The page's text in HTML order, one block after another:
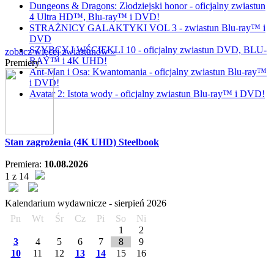
Dungeons & Dragons: Złodziejski honor - oficjalny zwiastun
4 Ultra HD™, Blu-ray™ i DVD!
STRAŻNICY GALAKTYKI VOL 3 - zwiastun Blu-ray™ i
DVD
SZYBCY I WŚCIEKLI 10 - oficjalny zwiastun DVD, BLU-
RAY™ i 4K UHD!
Ant-Man i Osa: Kwantomania - oficjalny zwiastun Blu-ray™
i DVD!
Avatar 2: Istota wody - oficjalny zwiastun Blu-ray™ i DVD!
zobacz więcej zwiastunów »
Premiery
Stan zagrożenia (4K UHD) Steelbook
Premiera: 10.08.2026
1 z 14
Kalendarium wydawnicze - sierpień 2026
Pn
Wt Śr Cz Pi So
Ni
1
2
3
4 5 6 7 8
9
10
11 12 13 14 15
16